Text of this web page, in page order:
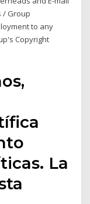
/ Group
to any
Copyright
La